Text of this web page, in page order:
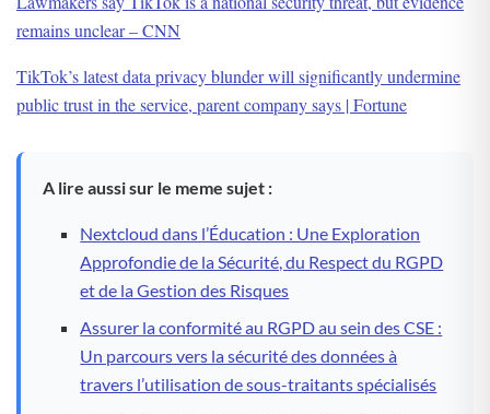
remains unclear – CNN
TikTok’s latest data privacy blunder will significantly undermine
public trust in the service, parent company says | Fortune
A lire aussi sur le meme sujet :
Nextcloud dans l’Éducation : Une Exploration
Approfondie de la Sécurité, du Respect du RGPD
et de la Gestion des Risques
Assurer la conformité au RGPD au sein des CSE :
Un parcours vers la sécurité des données à
travers l’utilisation de sous-traitants spécialisés